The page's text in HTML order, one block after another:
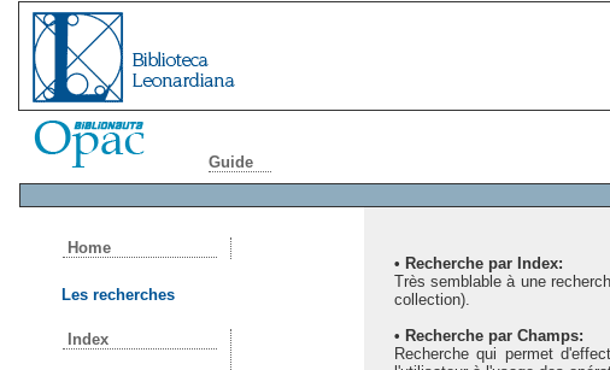
Guide
Home
Les recherches
Index
• Recherche par Index:
Très semblable à une
collection).
• Recherche par Champs:
Recherche qui permet